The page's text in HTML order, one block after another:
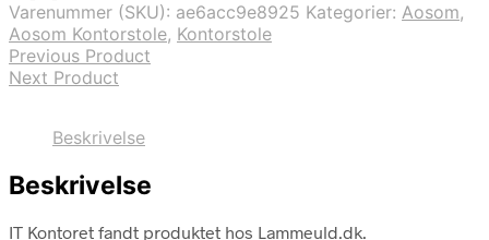
Varenummer (SKU): ae6acc9e8925 Kategorier: Aosom,
Aosom Kontorstole, Kontorstole
Previous Product
Next Product
Beskrivelse
Beskrivelse
IT Kontoret fandt produktet hos Lammeuld.dk.